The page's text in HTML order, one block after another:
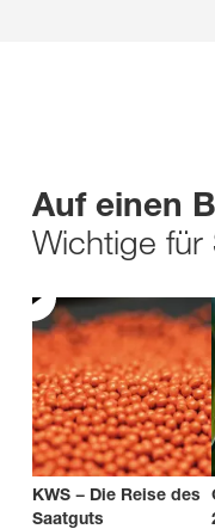
Auf einen
Wichtige für
KWS − Die Reise des
Saatguts